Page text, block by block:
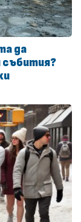
да
събития?